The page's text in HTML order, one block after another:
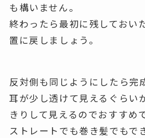
も構いません。
終わったら最初に残しておい
置に戻しましょう。
反対側も同じようにしたら完
耳が少し透けて見えるぐらい
きりして見えるのでおすすめで
ストレートでも巻き髪でもで